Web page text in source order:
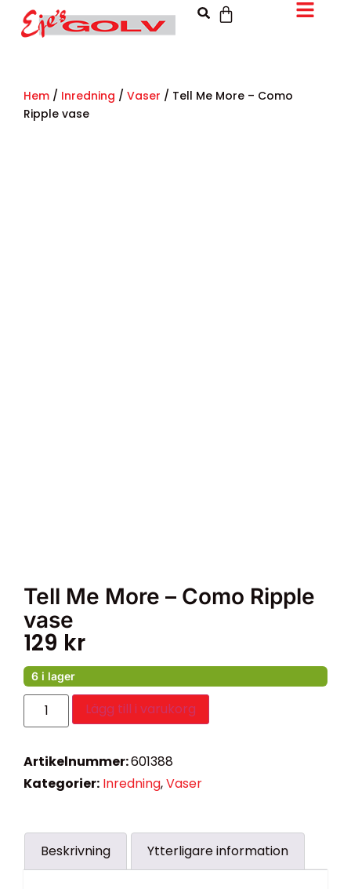
Hem / Inredning / Vaser / Tell Me More – Como
Ripple vase
Tell Me More – Como Ripple
vase
129 kr
6 i lager
Lägg till i varukorg
Artikelnummer:601388
Kategorier: Inredning,Vaser
Beskrivning Ytterligare information